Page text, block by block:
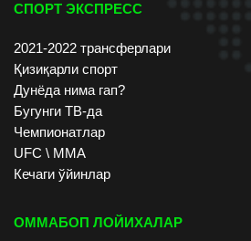
СПОРТ ЭКСПРЕСС
2021-2022 трансферлари
Қизиқарли спорт
Дунёда нима гап?
Бугунги ТВ-да
Чемпионатлар
UFC \ ММА
Кечаги ўйинлар
ОММАБОП ЛОЙИХАЛАР